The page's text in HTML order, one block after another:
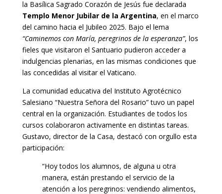
la Basílica Sagrado Corazón de Jesús fue declarada
Templo Menor Jubilar de la Argentina, en el marco
del camino hacia el Jubileo 2025. Bajo el lema
“Caminemos con María, peregrinos de la esperanza”, los
fieles que visitaron el Santuario pudieron acceder a
indulgencias plenarias, en las mismas condiciones que
las concedidas al visitar el Vaticano.
La comunidad educativa del Instituto Agrotécnico
Salesiano “Nuestra Señora del Rosario” tuvo un papel
central en la organización. Estudiantes de todos los
cursos colaboraron activamente en distintas tareas.
Gustavo, director de la Casa, destacó con orgullo esta
participación:
“Hoy todos los alumnos, de alguna u otra
manera, están prestando el servicio de la
atención a los peregrinos: vendiendo alimentos,